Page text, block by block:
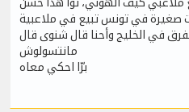
صغيرة في تونس تبيع في ملاعبية
في الخليج وأحنا قال شنوى قال
مانتسولوش
برّا احكي معاه